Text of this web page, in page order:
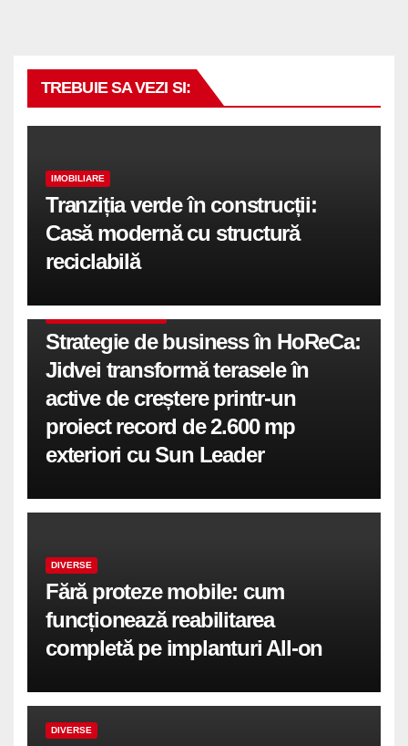
TREBUIE SA VEZI SI:
IMOBILIARE
Tranziția verde în construcții:
Casă modernă cu structură
reciclabilă
Strategie de business în HoReCa:
Jidvei transformă terasele în
active de creștere printr-un
proiect record de 2.600 mp
exteriori cu Sun Leader
DIVERSE
Fără proteze mobile: cum
funcționează reabilitarea
completă pe implanturi All-on
DIVERSE